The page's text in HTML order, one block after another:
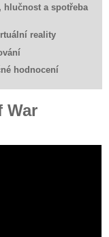
hlučnost a spotřeba
reality
hodnocení
War